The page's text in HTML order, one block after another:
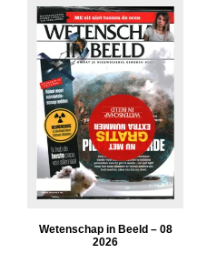
Wetenschap in Beeld – 08
2026